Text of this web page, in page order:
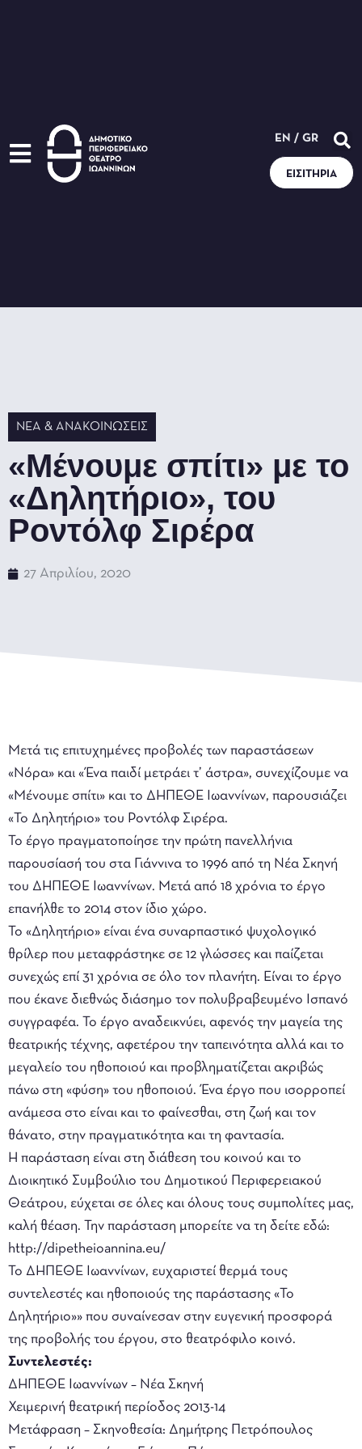
EN / GR
ΕΙΣΙΤΉΡΙΑ
ΝΈΑ & ΑΝΑΚΟΙΝΏΣΕΙΣ
«Μένουμε σπίτι» με το
«Δηλητήριο», του
Ροντόλφ Σιρέρα
27 Απριλίου, 2020
Μετά τις επιτυχημένες προβολές των παραστάσεων
«Νόρα» και «Ένα παιδί μετράει τ’ άστρα», συνεχίζουμε να
«Μένουμε σπίτι» και το ΔΗΠΕΘΕ Ιωαννίνων, παρουσιάζει
«Το Δηλητήριο» του Ροντόλφ Σιρέρα.
Το έργο πραγματοποίησε την πρώτη πανελλήνια
παρουσίασή του στα Γιάννινα τo 1996 από τη Νέα Σκηνή
του ΔΗΠΕΘΕ Ιωαννίνων. Μετά από 18 χρόνια το έργο
επανήλθε το 2014 στον ίδιο χώρο.
Το «Δηλητήριο» είναι ένα συναρπαστικό ψυχολογικό
θρίλερ που μεταφράστηκε σε 12 γλώσσες και παίζεται
συνεχώς επί 31 χρόνια σε όλο τον πλανήτη. Είναι το έργο
που έκανε διεθνώς διάσημο τον πολυβραβευμένο Ισπανό
συγγραφέα. Το έργο αναδεικνύει, αφενός την μαγεία της
θεατρικής τέχνης, αφετέρου την ταπεινότητα αλλά και το
μεγαλείο του ηθοποιού και προβληματίζεται ακριβώς
πάνω στη «φύση» του ηθοποιού. Ένα έργο που ισορροπεί
ανάμεσα στο είναι και το φαίνεσθαι, στη ζωή και τον
θάνατο, στην πραγματικότητα και τη φαντασία.
Η παράσταση είναι στη διάθεση του κοινού και το
Διοικητικό Συμβούλιο του Δημοτικού Περιφερειακού
Θεάτρου, εύχεται σε όλες και όλους τους συμπολίτες μας,
καλή θέαση. Την παράσταση μπορείτε να τη δείτε εδώ:
http://dipetheioannina.eu/
Το ΔΗΠΕΘΕ Ιωαννίνων, ευχαριστεί θερμά τους
συντελεστές και ηθοποιούς της παράστασης «Το
Δηλητήριο»» που συναίνεσαν στην ευγενική προσφορά
της προβολής του έργου, στο θεατρόφιλο κοινό.
Συντελεστές:
ΔΗΠΕΘΕ Ιωαννίνων – Νέα Σκηνή
Χειμερινή θεατρική περίοδος 2013-14
Μετάφραση – Σκηνοθεσία: Δημήτρης Πετρόπουλος